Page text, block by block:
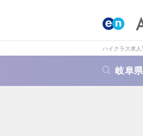
ハイクラス求人
岐阜